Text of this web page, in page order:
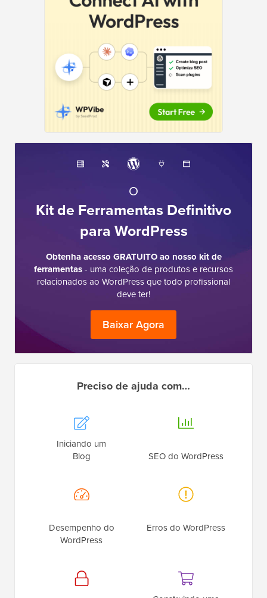
O
Kit de Ferramentas Definitivo
para WordPress
Obtenha acesso GRATUITO ao nosso kit de
ferramentas- uma coleção de produtos e recursos
relacionados ao WordPress que todo profissional
deve ter!
Baixar Agora
Preciso de ajuda com…
Iniciando um
Blog
SEO do WordPress
Desempenho do
WordPress
Erros do WordPress